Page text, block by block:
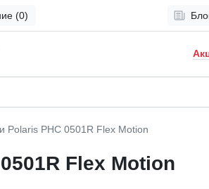
(0)
Polaris PHC 0501R Flex Motion
Flex Motion